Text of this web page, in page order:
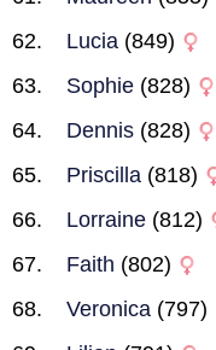
Lucia (849)
Sophie (828)
Dennis (828)
Priscilla (818)
Lorraine (812)
Faith (802)
Veronica (797)